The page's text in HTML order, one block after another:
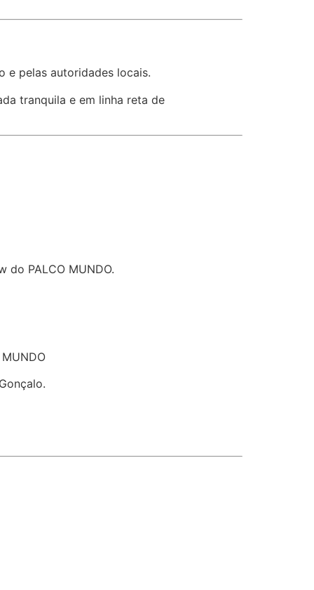
e pelas autoridades locais.
tranquila e em linha reta de
PALCO MUNDO.